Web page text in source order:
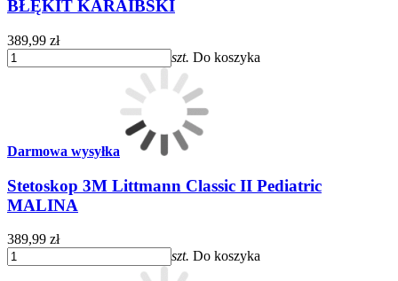
BŁĘKIT KARAIBSKI
389,99 zł
szt. Do koszyka
Darmowa wysyłka
Stetoskop 3M Littmann Classic II Pediatric
MALINA
389,99 zł
szt. Do koszyka